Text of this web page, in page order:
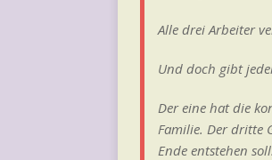
Alle drei Arbeiter
Und doch gibt
Der eine hat die
Familie. Der dritte
Ende entstehen soll.